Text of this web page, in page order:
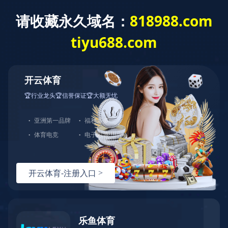
钢
丝
封
条
系
列